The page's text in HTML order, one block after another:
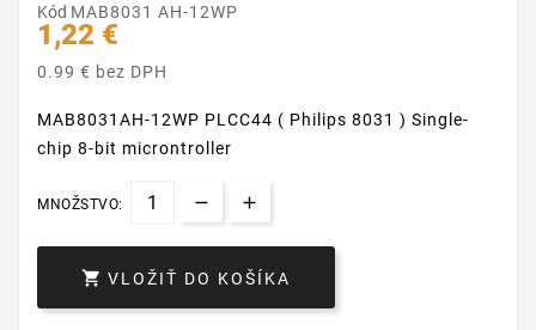
Kód MAB8031 AH-12WP
1,22 €
0.99 € bez DPH
MAB8031AH-12WP PLCC44 ( Philips 8031 ) Single-
chip 8-bit microntroller
MNOŽSTVO:
 VLOŽIŤ DO KOŠÍKA